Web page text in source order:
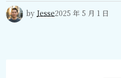
by Jesse2025 年 5 月 1 日